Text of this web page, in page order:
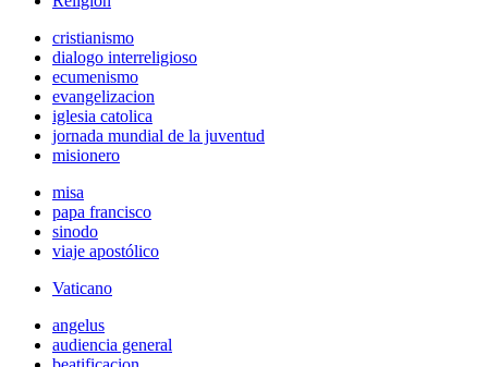
cristianismo
dialogo interreligioso
ecumenismo
evangelizacion
iglesia catolica
jornada mundial de la juventud
misionero
misa
papa francisco
sinodo
viaje apostólico
Vaticano
angelus
audiencia general